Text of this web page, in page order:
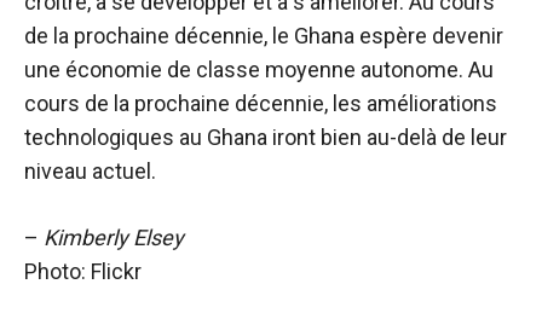
de la prochaine décennie, le Ghana espère devenir
une économie de classe moyenne autonome. Au
cours de la prochaine décennie, les améliorations
technologiques au Ghana iront bien au-delà de leur
niveau actuel.
– Kimberly Elsey
Photo: Flickr